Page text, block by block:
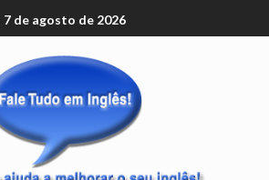
7 de agosto de 2026